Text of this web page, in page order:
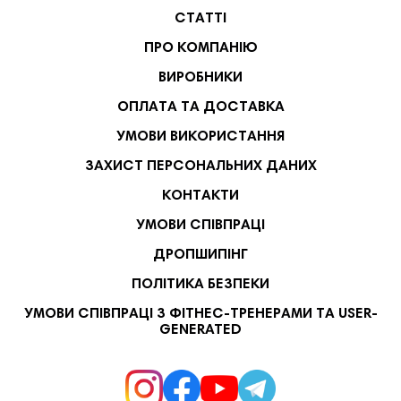
СТАТТІ
ПРО КОМПАНІЮ
ВИРОБНИКИ
ОПЛАТА ТА ДОСТАВКА
УМОВИ ВИКОРИСТАННЯ
ЗАХИСТ ПЕРСОНАЛЬНИХ ДАНИХ
КОНТАКТИ
УМОВИ СПІВПРАЦІ
ДРОПШИПІНГ
ПОЛІТИКА БЕЗПЕКИ
УМОВИ СПІВПРАЦІ З ФІТНЕС-ТРЕНЕРАМИ ТА USER-
GENERATED